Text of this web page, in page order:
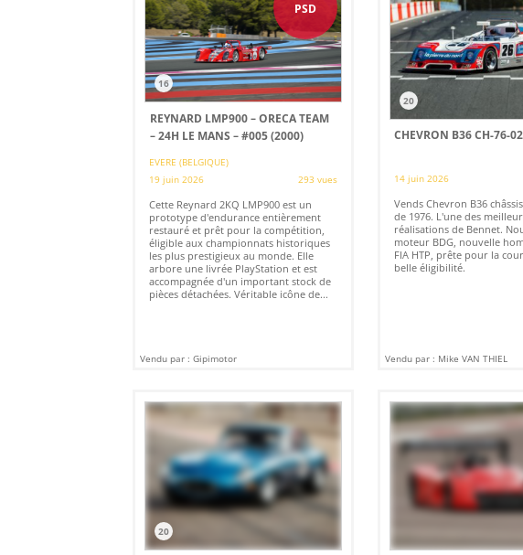
PSD
16
REYNARD LMP900 – ORECA TEAM
– 24H LE MANS – #005 (2000)
EVERE (BELGIQUE)
19 juin 2026
293 vues
Cette Reynard 2KQ LMP900 est un
prototype d'endurance entièrement
restauré et prêt pour la compétition,
éligible aux championnats historiques
les plus prestigieux au monde. Elle
arbore une livrée PlayStation et est
accompagnée d'un important stock de
pièces détachées. Véritable icône de...
Vendu par : Gipimotor
20
CHEVRON B36 CH-76-
14 juin 2026
Vends Chevron B36
de 1976. L'une des
réalisations de Bennet.
moteur BDG, nouvelle
FIA HTP, prête pour la
belle éligibilité.
Vendu par : Mike VAN THIEL
20